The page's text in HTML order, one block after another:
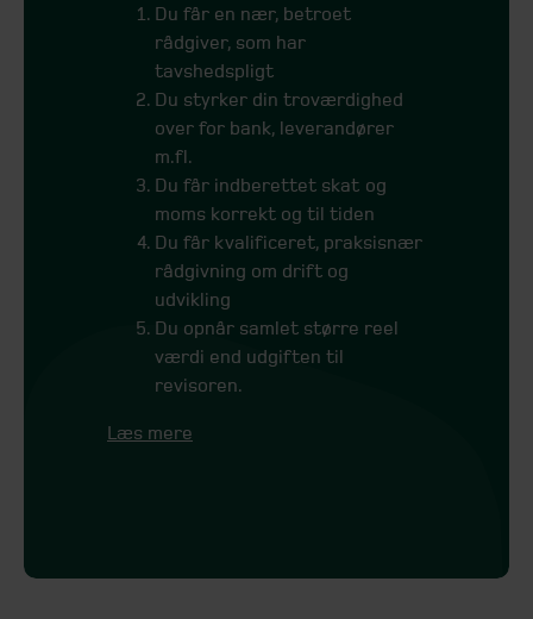
Du får en nær, betroet
rådgiver, som har
tavshedspligt
Du styrker din troværdighed
over for bank, leverandører
m.fl.
Du får indberettet skat og
moms korrekt og til tiden
Du får kvalificeret, praksisnær
rådgivning om drift og
udvikling
Du opnår samlet større reel
værdi end udgiften til
revisoren.
Læs mere